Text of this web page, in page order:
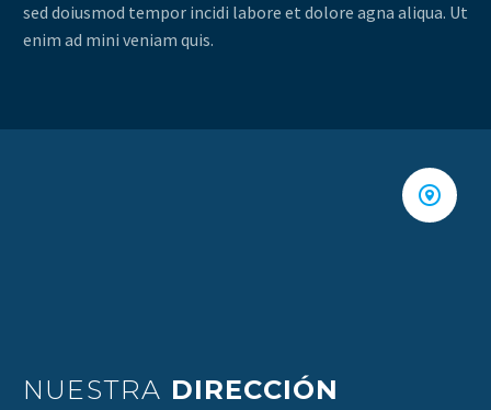
sed doiusmod tempor incidi labore et dolore agna aliqua. Ut
enim ad mini veniam quis.


NUESTRA DIRECCIÓN